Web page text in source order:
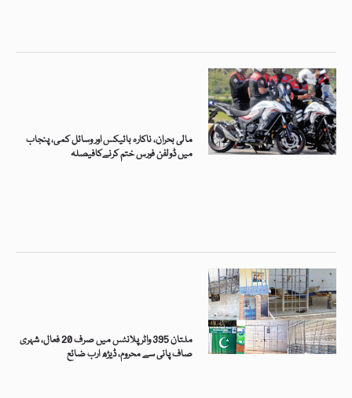
مالی بحران، ناکارہ بائیکس اور وسائل کمی، پنجاب
میں ڈولفن فورس ختم کرنےکافیصلہ
ملتان 395 واٹر پلانٹس میں صرف 20 فعال، شہری
صاف پانی سے محروم، ڈیڑھ ارب ضائع